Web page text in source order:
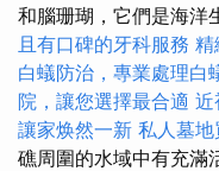
和腦珊瑚，它們是海洋
且有口碑的牙科服務 精
白蟻防治，專業處理白
院，讓您選擇最合適 近
讓家焕然一新 私人墓
礁周圍的水域中有充滿